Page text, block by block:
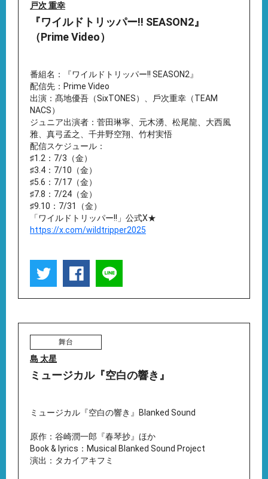
戸次 重幸
『ワイルドトリッパー!! SEASON2』
（Prime Video）
番組名：『ワイルドトリッパー!! SEASON2』
配信先：Prime Video
出演：髙地優吾（SixTONES）、⼾次重幸（TEAM
NACS）
ジュニア出演者：菅⽥琳寧、元⽊湧、松尾⿓、⼤⻄⾵
雅、真⼸孟之、千井野空翔、⽵村実悟
配信スケジュール：
♯1.2：7/3（金）
♯3.4：7/10（金）
♯5.6：7/17（金）
♯7.8：7/24（金）
♯9.10：7/31（金）
「ワイルドトリッパー!!」公式X★
https://x.com/wildtripper2025
舞台
島 太星
ミュージカル『空白の響き』
ミュージカル『空白の響き』Blanked Sound
原作：谷崎潤一郎『春琴抄』ほか
Book & lyrics：Musical Blanked Sound Project
演出：タカイアキフミ